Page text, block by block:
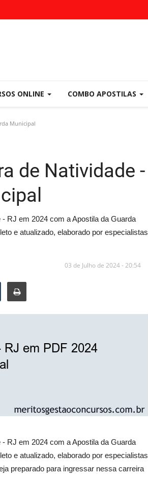
ONLINE COMBO APOSTILAS
Municipal
de Natividade -
RJ em 2024 com a Apostila da Guarda
e atualizado, elaborado por especialistas
03 de Julho de 2024 - 20:54
RJ em 2024 com a Apostila da Guarda
e atualizado, elaborado por especialistas
preparado para ingressar nessa carreira